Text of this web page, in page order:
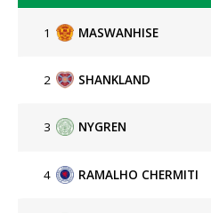
1 MASWANHISE
2 SHANKLAND
3 NYGREN
4 RAMALHO CHERMITI